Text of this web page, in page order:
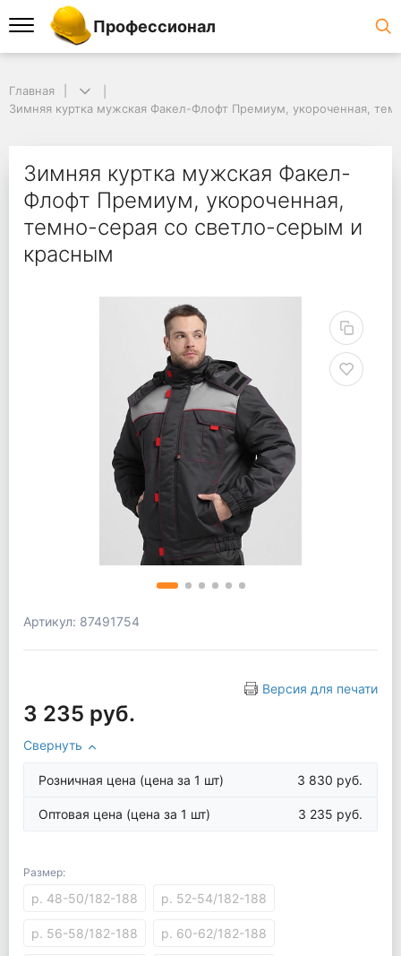
Профессионал
Главная
Зимняя куртка мужская Факел-Флофт Премиум, укороченная,
Зимняя куртка мужская Факел-
Флофт Премиум, укороченная,
темно-серая со светло-серым и
красным
Артикул: 87491754
Версия для печати
3 235 руб.
Свернуть
Розничная цена (цена за 1 шт) 3 830 руб.
Оптовая цена (цена за 1 шт) 3 235 руб.
Размер:
р. 48-50/182-188 р. 52-54/182-188
р. 56-58/182-188 р. 60-62/182-188